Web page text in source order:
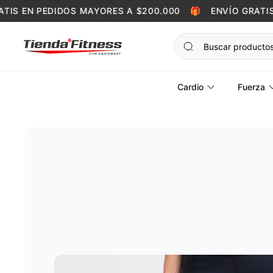
Skip to content
EN PEDIDOS MAYORES A $200.000 🎁 ENVÍO GRATIS
Cardio Fuerza